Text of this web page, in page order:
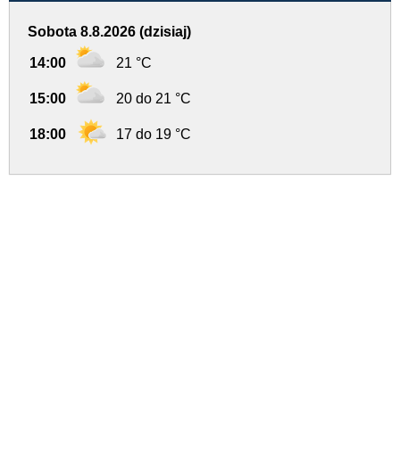
Sobota 8.8.2026 (dzisiaj)
14:00 21 °C
15:00 20 do 21 °C
18:00 17 do 19 °C